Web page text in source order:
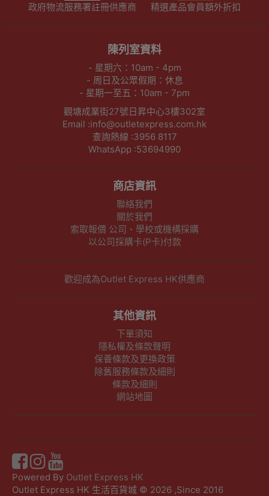
政府物流服務署註冊供應商 精選產品會員額外折扣
陳列室資料
- 星期六：10am - 4pm
- 周日及公眾假期：休息
- 星期一至五：10am - 7pm
觀塘成業街27號日昇中心3樓302室
Email :info@outletexpress.com.hk
查詢熱線 :3956 8117
WhatsApp :53694990
商店資訊
聯絡我們
關於我們
索取報價 公司、學校或機構採購
以公司採購卡(P卡)付款
歡迎成為Outlet Express HK供應商
其他資訊
下單須知
隱私權及條款聲明
保養條款及更換政策
除舊服務條款及細則
條款及細則
網站地圖
Powered By Outlet Express HK
Outlet Express HK 生活百貨城 © 2026 ,Since 2016